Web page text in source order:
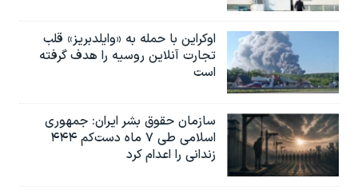
اوکراین با حمله به «وایلدبریز» قلب
تجارت آنلاین روسیه را هدف گرفته
است
سازمان حقوق بشر ایران: جمهوری
اسلامی طی ۷ ماه دست‌کم ۴۴۴
زندانی را اعدام کرد